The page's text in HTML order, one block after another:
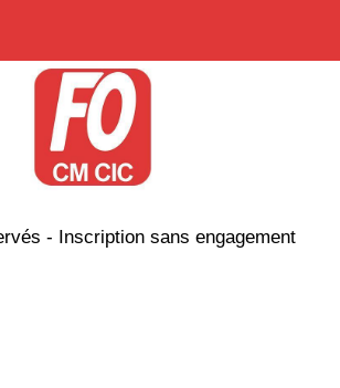
- Inscription sans engagement